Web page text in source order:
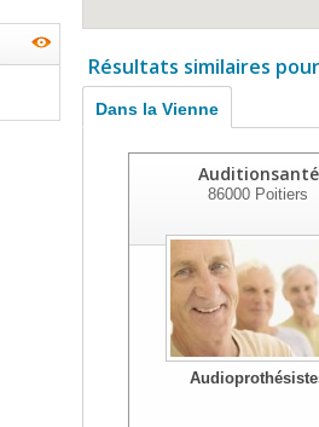
Résultats similaires
Dans la Vienne
Auditionsanté
86000 Poitiers